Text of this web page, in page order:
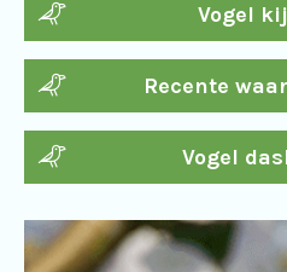
Vogel
Recente
Vogel